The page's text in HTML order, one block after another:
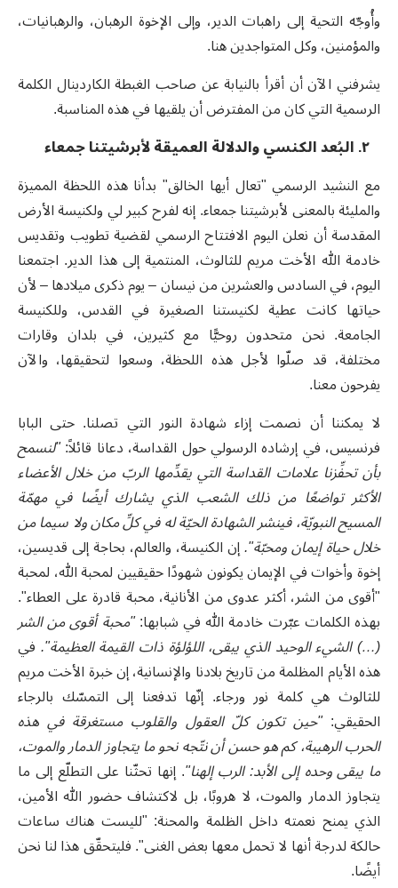
وأُوجّه التحية إلى راهبات الدير، وإلى الإخوة الرهبان، والرهبانيات،
والمؤمنين، وكل المتواجدين هنا.
يشرفني الآن أن أقرأ بالنيابة عن صاحب الغبطة الكاردينال الكلمة
الرسمية التي كان من المفترض أن يلقيها في هذه المناسبة.
مع النشيد الرسمي "تعال أيها الخالق" بدأنا هذه اللحظة المميزة
والمليئة بالمعنى لأبرشيتنا جمعاء. إنه لفرح كبير لي ولكنيسة الأرض
المقدسة أن نعلن اليوم الافتتاح الرسمي لقضية تطويب وتقديس
خادمة الله الأخت مريم للثالوث، المنتمية إلى هذا الدير. اجتمعنا
اليوم، في السادس والعشرين من نيسان – يوم ذكرى ميلادها – لأن
حياتها كانت عطية لكنيستنا الصغيرة في القدس، وللكنيسة
الجامعة. نحن متحدون روحيًّا مع كثيرين، في بلدان وقارات
مختلفة، قد صلّوا لأجل هذه اللحظة، وسعوا لتحقيقها، والآن
يفرحون معنا.
لا يمكننا أن نصمت إزاء شهادة النور التي تصلنا. حتى البابا
فرنسيس، في إرشاده الرسولي حول القداسة، دعانا قائلاً:"لنسمح
بأن تحفِّزنا علامات القداسة التي يقدِّمها الربّ من خلال الأعضاء
الأكثر تواضعًا من ذلك الشعب الذي يشارك أيضًا في مهمّة
المسيح النبويّة، فينشر الشهادة الحيّة له في كلِّ مكان ولا سيما من
خلال حياة إيمان ومحبّة".إن الكنيسة، والعالم، بحاجة إلى قديسين،
إخوة وأخوات في الإيمان يكونون شهودًا حقيقيين لمحبة الله، لمحبة
"أقوى من الشر، أكثر عدوى من الأنانية، محبة قادرة على العطاء".
بهذه الكلمات عبّرت خادمة الله في شبابها:"محبة أقوى من الشر
(…) الشيء الوحيد الذي يبقى، اللؤلؤة ذات القيمة العظيمة". في
هذه الأيام المظلمة من تاريخ بلادنا والإنسانية، إن خبرة الأخت مريم
للثالوث هي كلمة نور ورجاء. إنّها تدفعنا إلى التمسّك بالرجاء
الحقيقي:"حين تكون كلّ العقول والقلوب مستغرقة في هذه
الحرب الرهيبة، كم هو حسن أن نتّجه نحو ما يتجاوز الدمار والموت،
ما يبقى وحده إلى الأبد: الرب إلهنا". إنها تحثّنا على التطلّع إلى ما
يتجاوز الدمار والموت، لا هروبًا، بل لاكتشاف حضور الله الأمين،
الذي يمنح نعمته داخل الظلمة والمحنة: "لليست هناك ساعات
حالكة لدرجة أنها لا تحمل معها بعض الغنى". فليتحقّق هذا لنا نحن
أيضًا.